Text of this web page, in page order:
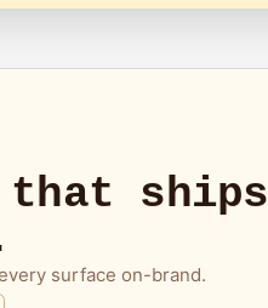
that ships
surface on-brand.